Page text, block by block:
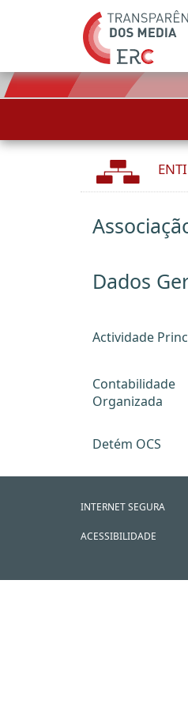
Dados
Actividade
Contabilidade
Organizada
Detém OCS
INTERNET SEGURA
ACESSIBILIDADE